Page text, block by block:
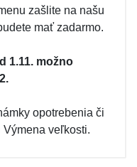
zašlite na našu
mať zadarmo.
1.11. možno
opotrebenia či
veľkosti.